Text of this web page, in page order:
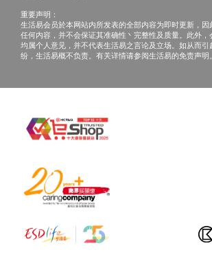
滤芯荣获NSF/ANSI Std. 42及53认证
产品规格
亦视乎用水量及水质而异，滤芯最
月。
适用水温：摄氏4.4-38度
适用水压：25-120psi
水龙头尺寸：17cm (W) x 32cm (H)
滤芯型号：全效型滤芯AP Easy C-
滤水系统尺寸：32cm (高) x
重要声明：
生活易会员於本网站内所发表的全部内容为即时更新，
任何内容，并不会保证其准确性丶完整性及质量。此外
均属个人意见，并不代表生活易之言论及立场。如从而引
纷，生活易概不负责。有关详情请参阅生活易的免责声明。